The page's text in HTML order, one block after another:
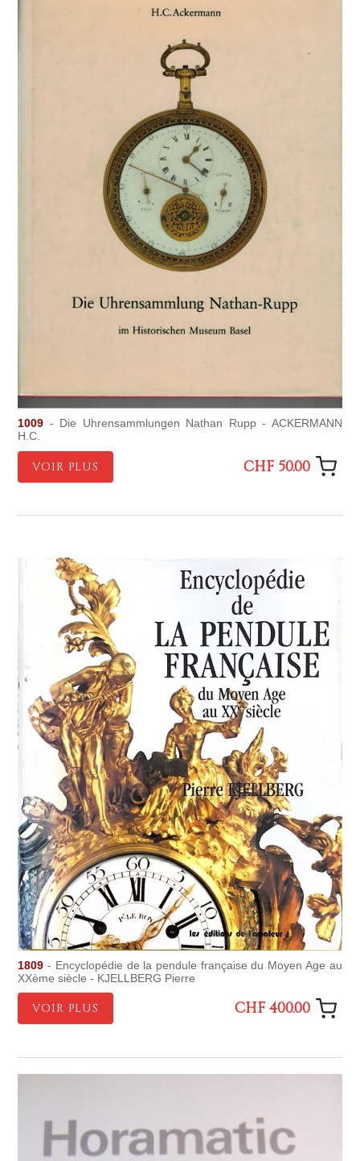
1009 - Die Uhrensammlungen Nathan Rupp - ACKERMANN
H.C.
VOIR PLUS CHF 50.00
1809 - Encyclopédie de la pendule française du Moyen Age au
XXème siècle - KJELLBERG Pierre
VOIR PLUS CHF 400.00